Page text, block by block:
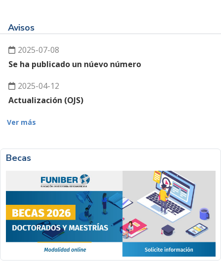
Avisos
2025-07-08
Se ha publicado un núevo número
2025-04-12
Actualización (OJS)
Ver más
Becas